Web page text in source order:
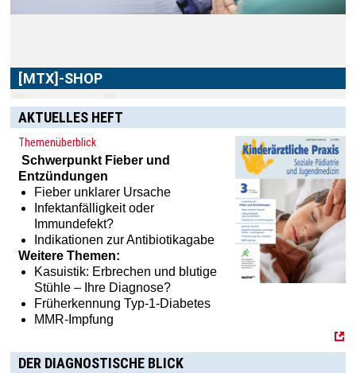
Im[MTX]-Shopfinden Sie alle Produkte aus unserem
AKTUELLES HEFT
Themenüberblick
Schwerpunkt Fieber und
Entzündungen
Fieber unklarer Ursache
Infektanfälligkeit oder
Immundefekt?
Indikationen zur Antibiotikagabe
Weitere Themen:
Kasuistik: Erbrechen und blutige
Stühle – Ihre Diagnose?
Früherkennung Typ-1-Diabetes
MMR-Impfung
DER DIAGNOSTISCHE BLICK